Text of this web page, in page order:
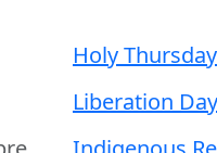
Holy Thursday
Liberation Day